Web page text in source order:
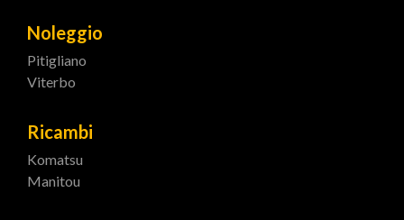
Noleggio
Pitigliano
Viterbo
Ricambi
Komatsu
Manitou